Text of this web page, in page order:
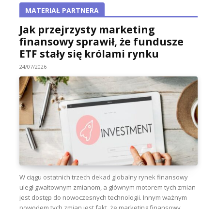
MATERIAŁ PARTNERA
Jak przejrzysty marketing
finansowy sprawił, że fundusze
ETF stały się królami rynku
24/07/2026
W ciągu ostatnich trzech dekad globalny rynek finansowy
uległ gwałtownym zmianom, a głównym motorem tych zmian
jest dostęp do nowoczesnych technologii. Innym ważnym